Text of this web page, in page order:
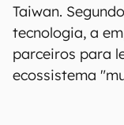
Taiwan.
tecnologia, a
parceiros para
ecossistema